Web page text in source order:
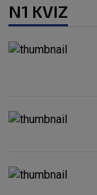
N1 KVIZ